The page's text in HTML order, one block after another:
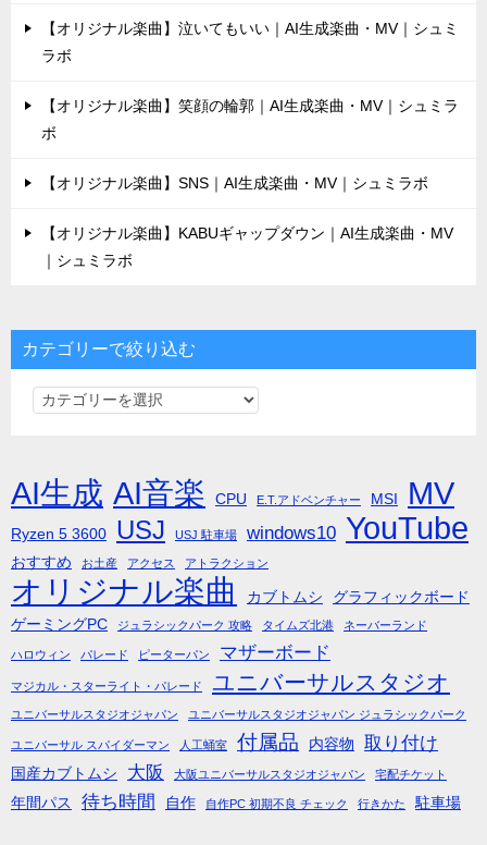
【オリジナル楽曲】泣いてもいい｜AI生成楽曲・MV｜シュミ
ラボ
【オリジナル楽曲】笑顔の輪郭｜AI生成楽曲・MV｜シュミラ
ボ
【オリジナル楽曲】SNS｜AI生成楽曲・MV｜シュミラボ
【オリジナル楽曲】KABUギャップダウン｜AI生成楽曲・MV
｜シュミラボ
カテゴリーで絞り込む
カ
リ
ー
で
絞
り
込
AI生成 AI音楽 CPU E.T.アドベンチャー MSI MV
Ryzen 5 3600 USJ USJ 駐車場 windows10 YouTube
おすすめ お土産 アクセス アトラクション
オリジナル楽曲 カブトムシ
グラフィックボード
ゲーミングPC
ジュラシックパーク 攻略 タイムズ北港 ネーバーランド
ハロウィン パレード ピーターパン マザーボード
マジカル・スターライト・パレード ユニバーサルスタジオ
ユニバーサルスタジオジャパン ユニバーサルスタジオジャパン ジュラシックパーク
ユニバーサル スパイダーマン 人工蛹室 付属品 内容物 取り付け
国産カブトムシ 大阪 大阪ユニバーサルスタジオジャパン 宅配チケット
年間パス 待ち時間 自作 自作PC 初期不良 チェック 行きかた 駐車場